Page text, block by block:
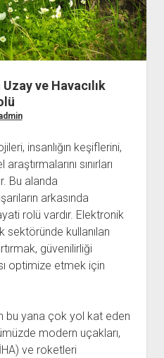
Listesi
Takipçi Hilesi
ve Havacılık
insanlığın keşiflerini,
sınırları
Bu alanda
arkasında
rolü vardır. Elektronik
sektöründe kullanılan
güvenilirliği
optimize etmek için
bu yana çok yol kat eden
modern uçakları,
ve roketleri